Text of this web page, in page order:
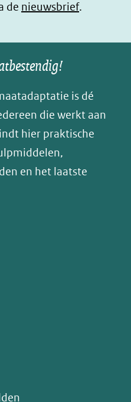
de nieuwsbrief.
is dé
die werkt aan
hier praktische
en het laatste